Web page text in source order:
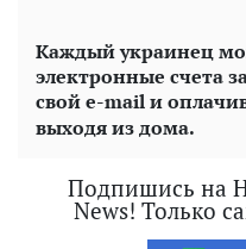
Каждый украинец
электронные счета
свой e-mail и
выходя из дома.
Подпишись на
News! Только